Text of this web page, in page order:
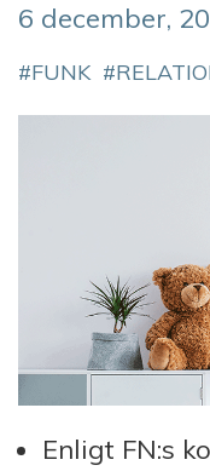
6 december,
FUNK
Enligt FN:s